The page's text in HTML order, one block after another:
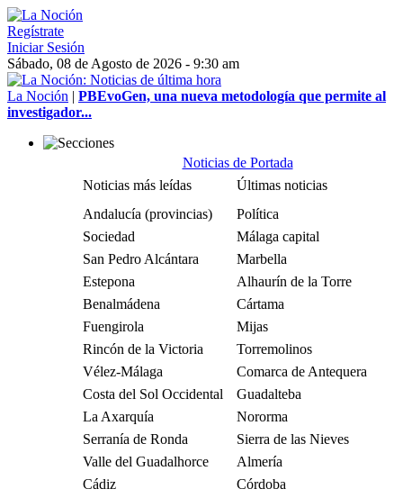
Regístrate
Iniciar Sesión
Sábado, 08 de Agosto de 2026 - 9:30 am
La Noción | PBEvoGen, una nueva metodología que permite al
investigador...
Noticias de Portada
Noticias más leídas
Últimas noticias
Andalucía (provincias)
Política
Sociedad
Málaga capital
San Pedro Alcántara
Marbella
Estepona
Alhaurín de la Torre
Benalmádena
Cártama
Fuengirola
Mijas
Rincón de la Victoria
Torremolinos
Vélez-Málaga
Comarca de Antequera
Costa del Sol Occidental
Guadalteba
La Axarquía
Nororma
Serranía de Ronda
Sierra de las Nieves
Valle del Guadalhorce
Almería
Cádiz
Córdoba